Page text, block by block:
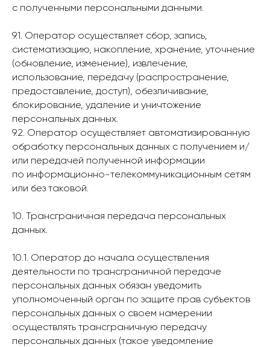
с полученными персональными данными.
9.1. Оператор осуществляет сбор, запись,
систематизацию, накопление, хранение, уточнение
(обновление, изменение), извлечение,
использование, передачу (распространение,
предоставление, доступ), обезличивание,
блокирование, удаление и уничтожение
персональных данных.
9.2. Оператор осуществляет автоматизированную
обработку персональных данных с получением и/
или передачей полученной информации
по информационно-телекоммуникационным сетям
или без таковой.
10. Трансграничная передача персональных
данных.
10.1. Оператор до начала осуществления
деятельности по трансграничной передаче
персональных данных обязан уведомить
уполномоченный орган по защите прав субъектов
персональных данных о своем намерении
осуществлять трансграничную передачу
персональных данных (такое уведомление